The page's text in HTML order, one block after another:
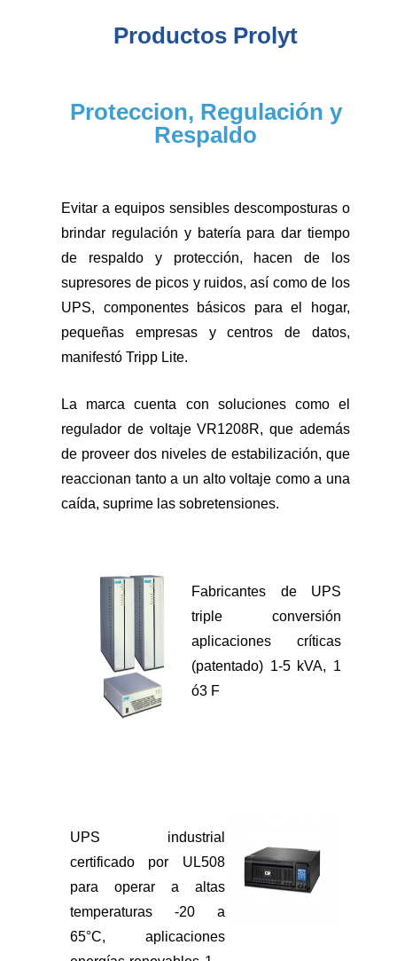
Productos Prolyt
Proteccion, Regulación y
Respaldo
Evitar a equipos sensibles descomposturas o
brindar regulación y batería para dar tiempo
de respaldo y protección, hacen de los
supresores de picos y ruidos, así como de los
UPS, componentes básicos para el hogar,
pequeñas empresas y centros de datos,
manifestó Tripp Lite.
La marca cuenta con soluciones como el
regulador de voltaje VR1208R, que además
de proveer dos niveles de estabilización, que
reaccionan tanto a un alto voltaje como a una
caída, suprime las sobretensiones.
Fabricantes de UPS
triple conversión
aplicaciones críticas
(patentado) 1-5 kVA, 1
ó3 F
UPS industrial
certificado por UL508
para operar a altas
temperaturas -20 a
65°C, aplicaciones